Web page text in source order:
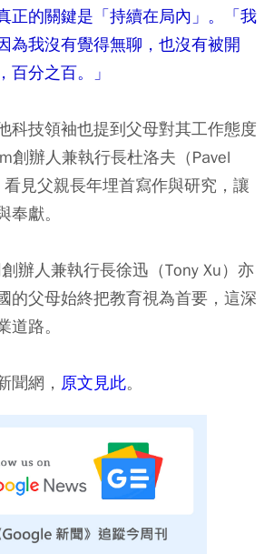
正的關鍵是「持續在局內」。「我
為我沒有覺得無聊，也沒有被開
百分之百。」
科技領袖也提到父母對其工作態度
創辦人兼執行長杜洛夫（Pavel
見父親長年埋首寫作與研究，讓
獻。
辦人兼執行長徐迅（Tony Xu）亦
的父母始終把教育視為首要，這深
路。
聞網， 原文見此。